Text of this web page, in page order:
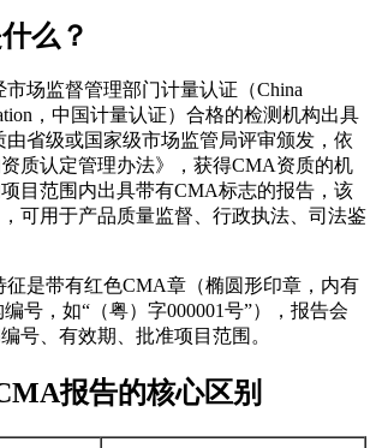
么？
场监督管理部门计量认证（China
，中国计量认证）合格的检测机构出具
省级或国家级市场监管局评审颁发，依
质认定管理办法》，获得CMA资质的机
目范围内出具带有CMA标志的报告，该
可用于产品质量监督、行政执法、司法鉴
是带有红色CMA章（椭圆形印章，内有
号，如“（粤）字000001号”），报告会
号、有效期、批准项目范围。
报告的核心区别